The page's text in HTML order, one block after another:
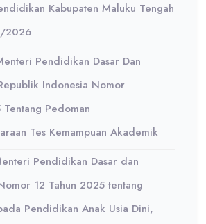
Kabupaten Maluku Tengah
2026
Pendidikan Dasar Dan
Indonesia Nomor
Pedoman
Tes Kemampuan Akademik
Pendidikan Dasar dan
12 Tahun 2025 tentang
Pendidikan Anak Usia Dini,